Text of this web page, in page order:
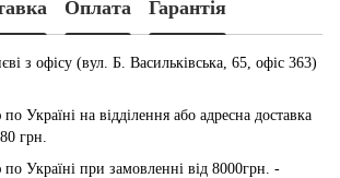
Оплата Гарантія
з офісу (вул. Б. Васильківська, 65, офіс 363)
Україні на відділення або адресна доставка
грн.
Україні при замовленні від 8000грн. -